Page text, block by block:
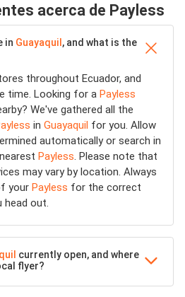
acerca de Payless
in Guayaquil , and what is the
throughout Ecuador, and
time. Looking for a Payless
We've gathered all the
in Guayaquil for you. Allow
automatically or search in
Payless. Please note that
may vary by location. Always
your Payless for the correct
out.
currently open, and where
flyer?